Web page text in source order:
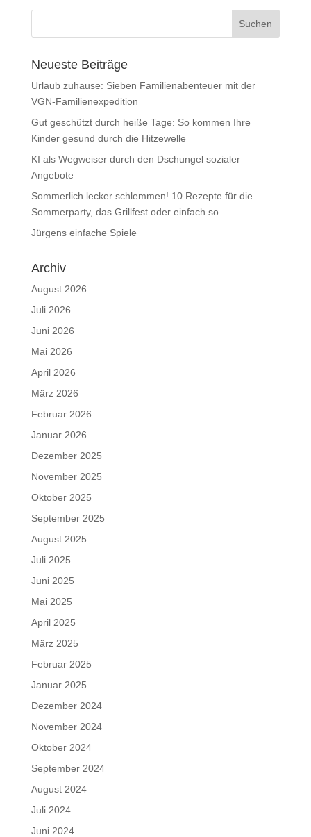
Neueste Beiträge
Urlaub zuhause: Sieben Familienabenteuer mit der
VGN-Familienexpedition
Gut geschützt durch heiße Tage: So kommen Ihre
Kinder gesund durch die Hitzewelle
KI als Wegweiser durch den Dschungel sozialer
Angebote
Sommerlich lecker schlemmen! 10 Rezepte für die
Sommerparty, das Grillfest oder einfach so
Jürgens einfache Spiele
Archiv
August 2026
Juli 2026
Juni 2026
Mai 2026
April 2026
März 2026
Februar 2026
Januar 2026
Dezember 2025
November 2025
Oktober 2025
September 2025
August 2025
Juli 2025
Juni 2025
Mai 2025
April 2025
März 2025
Februar 2025
Januar 2025
Dezember 2024
November 2024
Oktober 2024
September 2024
August 2024
Juli 2024
Juni 2024